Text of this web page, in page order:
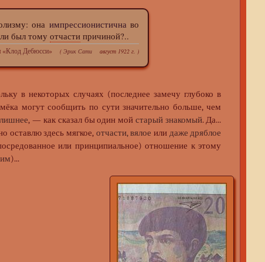
она импрессионистичнаво
был тому отчастипричиной?..
«Клод Дебюсси» (Эрик Сати август 1922 г. )
в некоторых случаях (последнее замечу глубоко в
могут сообщить по сути значительно больше, чем
, — как сказал бы один мой старый знакомый. Да...
оставлю здесь мягкое, отчасти, вялое или даже дряблое
или принципиальное) отношение к этому
)...